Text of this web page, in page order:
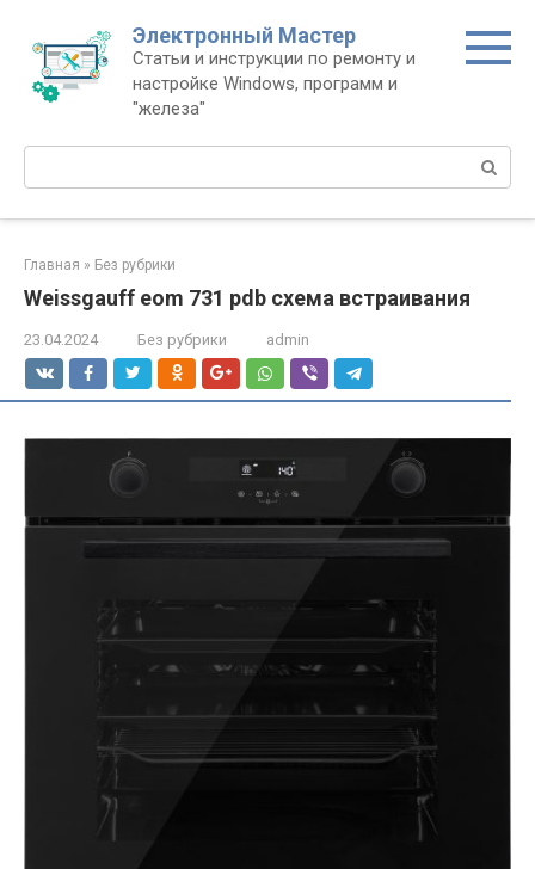
контенту
Электронный Мастер
Статьи и инструкции по ремонту и
настройке Windows, программ и
"железа"
Поиск:
Главная » Без рубрики
Weissgauff eom 731 pdb схема встраивания
23.04.2024 Без рубрики admin